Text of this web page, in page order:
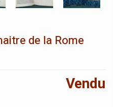
de la Rome
Vendu